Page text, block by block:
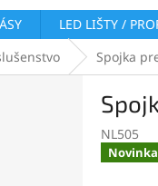
LED LIŠTY /
Spojka
NL505
Novinka